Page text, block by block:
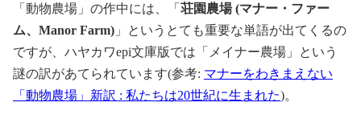
「動物農場」の作中には、「 荘園農場 (マナー・ファー
ム、Manor Farm) 」というとても重要な単語が出てくるの
ですが、ハヤカワepi文庫版では「メイナー農場」という
謎の訳があてられています(参考: マナーをわきまえない
「動物農場」新訳 : 私たちは20世紀に生まれた)。